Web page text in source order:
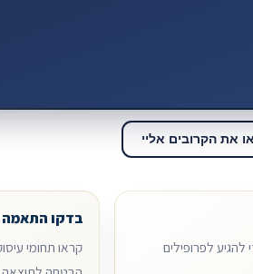
את הקרובים אליי
לפרופילים
בדקו התאמה
קראו תחומי